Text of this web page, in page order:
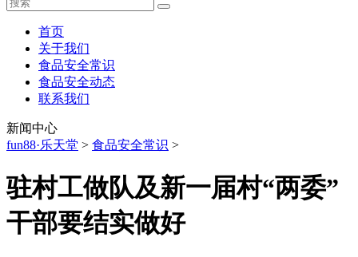
首页
关于我们
食品安全常识
食品安全动态
联系我们
新闻中心
fun88·乐天堂 > 食品安全常识 >
驻村工做队及新一届村“两委”
干部要结实做好